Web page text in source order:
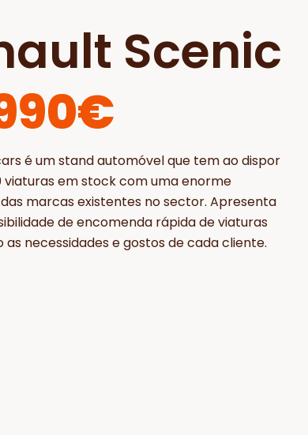
Scenic
é um stand automóvel que tem ao dispor
viaturas em stock com uma enorme
marcas existentes no sector. Apresenta
de encomenda rápida de viaturas
necessidades e gostos de cada cliente.